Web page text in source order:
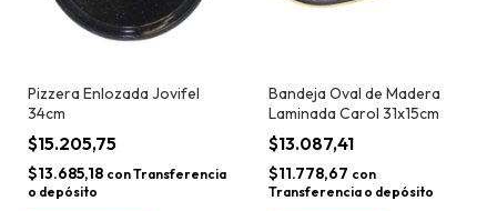
Pizzera Enlozada Jovifel
34cm
$15.205,75
$13.685,18 conTransferencia
o depósito
Bandeja Oval de Madera
Laminada Carol 31x15cm
$13.087,41
$11.778,67 con
Transferencia o depósito